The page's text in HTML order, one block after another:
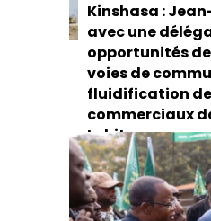
Kinshasa :
avec une
opportunités
voies de
fluidification
commerciaux
Lobito
PAR DESKECO - 29 AVR 2026